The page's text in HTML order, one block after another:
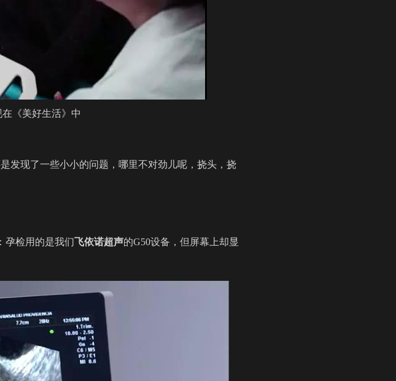
《美好生活》中
发现了一些小小的问题，哪里不对劲儿呢，挠头，挠
孕检用的是我们飞依诺超声的G50设备，但屏幕上却显